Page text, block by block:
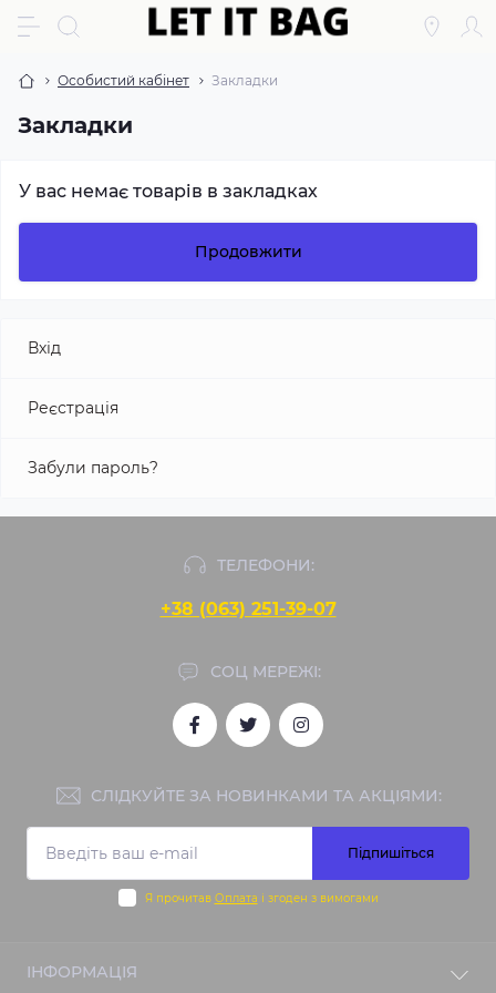
Особистий кабінет Закладки
Закладки
У вас немає товарів в закладках
Продовжити
Вхід
Реєстрація
Забули пароль?
ТЕЛЕФОНИ:
+38 (063) 251-39-07
СОЦ МЕРЕЖІ:
СЛІДКУЙТЕ ЗА НОВИНКАМИ ТА АКЦІЯМИ:
Підпишіться
Я прочитав Оплата і згоден з вимогами
ІНФОРМАЦІЯ